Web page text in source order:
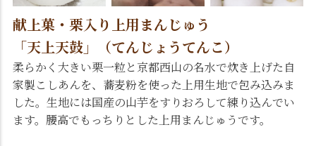
献上菓・栗入り上用まんじゅう
「天上天鼓」（てんじょうてんこ）
柔らかく大きい栗一粒と京都西山の名水で炊き上げた自
家製こしあんを、蕎麦粉を使った上用生地で包み込みま
した。生地には国産の山芋をすりおろして練り込んでい
ます。腰高でもっちりとした上用まんじゅうです。